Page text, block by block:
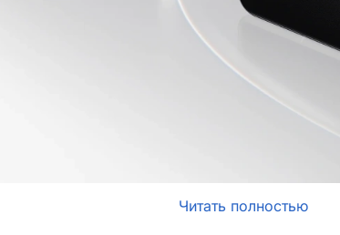
Читать полностью